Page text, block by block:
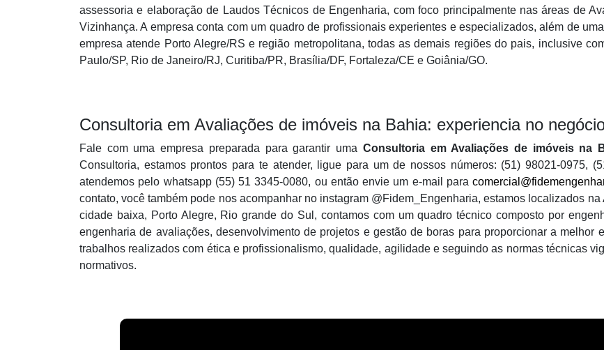
assessoria e elaboração de Laudos Técnicos de Engenharia, com foco principalmente nas áreas de
Vizinhança. A empresa conta com um quadro de profissionais experientes e especializados, além de
empresa atende Porto Alegre/RS e região metropolitana, todas as demais regiões do pais, inclusive
Paulo/SP, Rio de Janeiro/RJ, Curitiba/PR, Brasília/DF, Fortaleza/CE e Goiânia/GO.
Consultoria em Avaliações de imóveis na Bahia: experiencia no
Fale com uma empresa preparada para garantir uma Consultoria em Avaliações de imóveis na
Consultoria, estamos prontos para te atender, ligue para um de nossos números: (51) 98021-0975,
atendemos pelo whatsapp (55) 51 3345-0080, ou então envie um e-mail para
contato, você também pode nos acompanhar no instagram @Fidem_Engenharia, estamos localizados
cidade baixa, Porto Alegre, Rio grande do Sul, contamos com um quadro técnico composto por
engenharia de avaliações, desenvolvimento de projetos e gestão de boras para proporcionar a melhor
trabalhos realizados com ética e profissionalismo, qualidade, agilidade e seguindo as normas técnicas
normativos.